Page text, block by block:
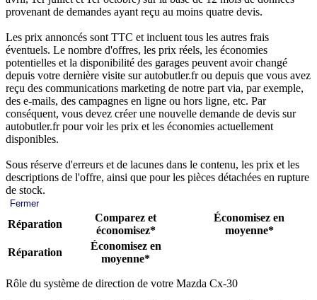
provenant de demandes ayant reçu au moins quatre devis.
Les prix annoncés sont TTC et incluent tous les autres frais
éventuels. Le nombre d'offres, les prix réels, les économies
potentielles et la disponibilité des garages peuvent avoir changé
depuis votre dernière visite sur autobutler.fr ou depuis que vous avez
reçu des communications marketing de notre part via, par exemple,
des e-mails, des campagnes en ligne ou hors ligne, etc. Par
conséquent, vous devez créer une nouvelle demande de devis sur
autobutler.fr pour voir les prix et les économies actuellement
disponibles.
Sous réserve d'erreurs et de lacunes dans le contenu, les prix et les
descriptions de l'offre, ainsi que pour les pièces détachées en rupture
de stock.
Fermer
Réparation
Comparez et
économisez*
Économisez en
moyenne*
Réparation
Économisez en
moyenne*
Rôle du système de direction de votre Mazda Cx-30